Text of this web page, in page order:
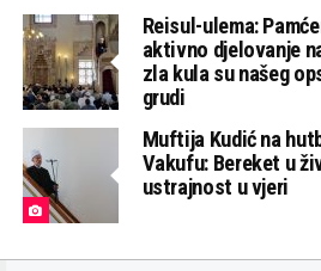
Reisul-ulema:
aktivno djelovanje
zla kula su našeg
grudi
Muftija Kudić na
Vakufu: Bereket u
ustrajnost u vjeri